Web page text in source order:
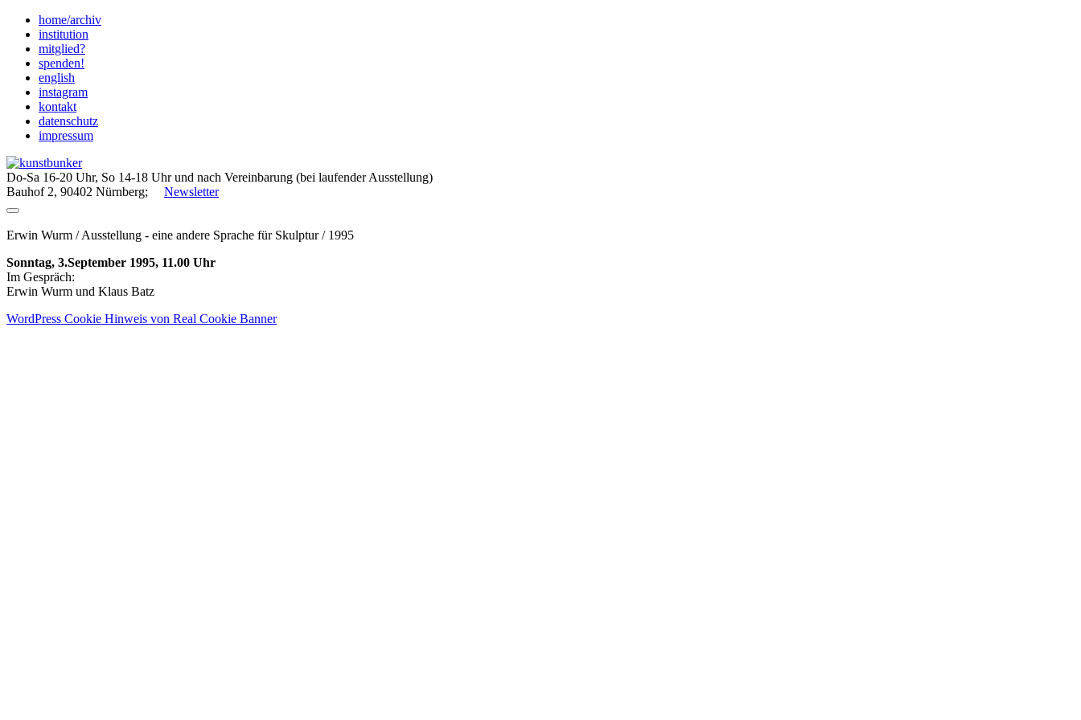
Skip
content
home/archiv
institution
mitglied?
spenden!
english
instagram
kontakt
datenschutz
impressum
Do-Sa 16-20 Uhr, So 14-18 Uhr und nach Vereinbarung (bei laufender Ausstellung)
Bauhof 2, 90402 Nürnberg; Newsletter
Erwin Wurm / Ausstellung - eine andere Sprache für Skulptur / 1995
Sonntag, 3.September 1995, 11.00 Uhr
Im Gespräch:
Erwin Wurm und Klaus Batz
WordPress Cookie Hinweis von Real Cookie Banner